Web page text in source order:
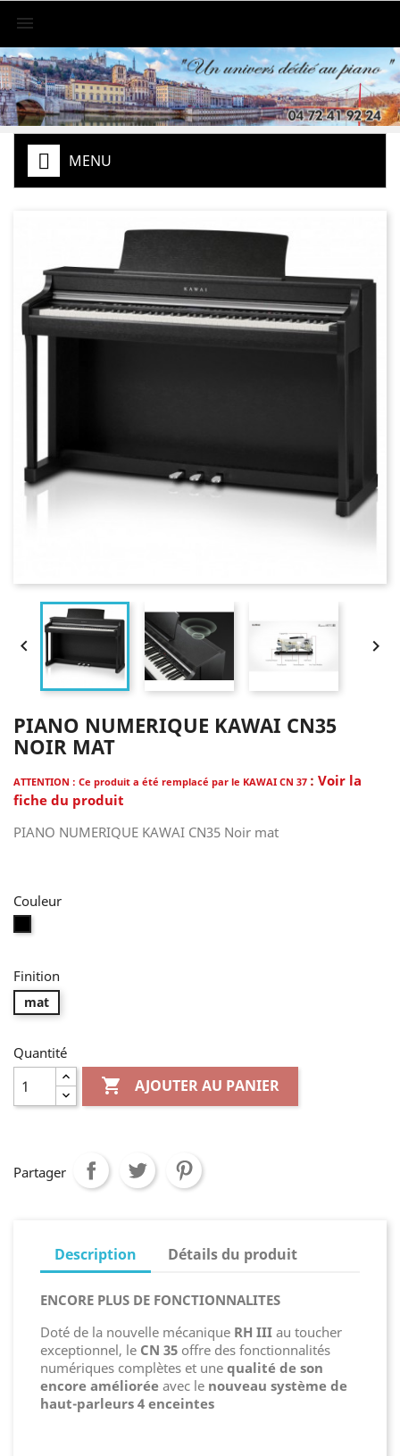

MENU
 
PIANO NUMERIQUE KAWAI CN35
NOIR MAT
ATTENTION : Ce produit a été remplacé par le KAWAI CN 37 : Voir la
fiche du produit
PIANO NUMERIQUE KAWAI CN35 Noir mat
Couleur
Finition
mat
Quantité
 AJOUTER AU PANIER
Partager
Description Détails du produit
ENCORE PLUS DE FONCTIONNALITES
Doté de la nouvelle mécanique RH III au toucher
exceptionnel, le CN 35 offre des fonctionnalités
numériques complètes et une qualité de son
encore améliorée avec le nouveau système de
haut-parleurs 4 enceintes